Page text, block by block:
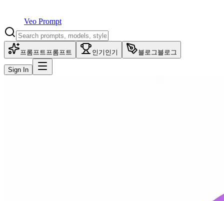
Veo Prompt
프롬프트프롬프트 인기 인기 블로그블로그
Sign In